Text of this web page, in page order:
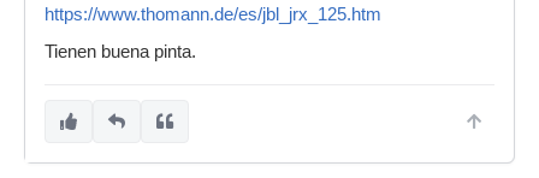
https://www.thomann.de/es/jbl_jrx_125.htm
Tienen buena pinta.